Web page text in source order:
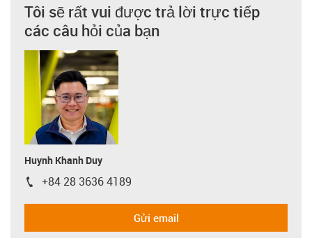
Tôi sẽ rất vui được trả lời trực tiếp
các câu hỏi của bạn
Huynh Khanh Duy
igus-icon-phone
+84 28 3636 4189
Gửi email